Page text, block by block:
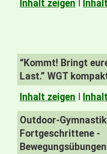
Inhalt zeigen
“Kommt! Bringt
Last.” WGT
Inhalt zeigen
Outdoor-
Fortgeschrittene -